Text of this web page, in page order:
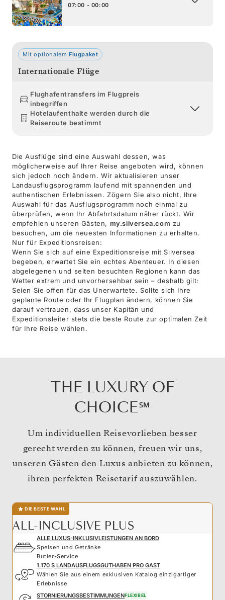
07:00 - 00:00
Mit optionalem Flugpaket
Internationale Flüge
Flughafentransfers im Flugpreis
inbegriffen
Hotelaufenthalte werden durch die
Reiseroute bestimmt
Die Ausflüge sind eine Auswahl dessen, was
möglicherweise auf Ihrer Reise angeboten wird, können
sich jedoch noch ändern. Wir aktualisieren unser
Landausflugsprogramm laufend mit spannenden und
authentischen Erlebnissen. Zögern Sie also nicht, Ihre
Auswahl für das Ausflugsprogramm noch einmal zu
überprüfen, wenn Ihr Abfahrtsdatum näher rückt. Wir
empfehlen unseren Gästen, my.silversea.com zu
besuchen, um die neuesten Informationen zu erhalten.
Nur für Expeditionsreisen:
Wenn Sie sich auf eine Expeditionsreise mit Silversea
begeben, erwartet Sie ein echtes Abenteuer. In diesen
abgelegenen und selten besuchten Regionen kann das
Wetter extrem und unvorhersehbar sein – deshalb gilt:
Seien Sie offen für das Unerwartete. Sollte sich Ihre
geplante Route oder Ihr Flugplan ändern, können Sie
darauf vertrauen, dass unser Kapitän und
Expeditionsleiter stets die beste Route zur optimalen Zeit
für Ihre Reise wählen.
THE LUXURY OF
CHOICE℠
Um individuellen Reisevorlieben besser
gerecht werden zu können, freuen wir uns,
unseren Gästen den Luxus anbieten zu können,
ihren perfekten Reisetarif auszuwählen.
DIE BESTE WAHL
ALL-INCLUSIVE PLUS
ALLE LUXUS-INKLUSIVLEISTUNGEN AN BORD
Speisen und Getränke
Butler-Service
1.170 $ LANDAUSFLUGSGUTHABEN PRO GAST
Wählen Sie aus einem exklusiven Katalog einzigartiger
Erlebnisse
STORNIERUNGSBESTIMMUNGENFLEXIBEL